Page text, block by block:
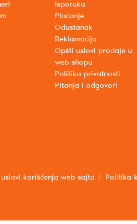
Isporuka
Plaćanje
Odustanak
Reklamacija
Opšti uslovi prodaje u
web shopu
Politika privatnosti
Pitanja i odgovori
korišćenja web sajta Politika